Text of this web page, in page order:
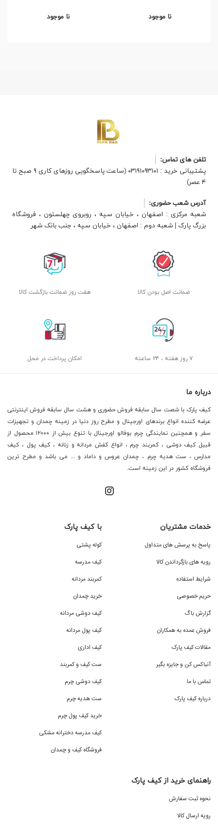
نا موجود نا موجود
تلفن های تماس:
پشتیبانی خرید : ۰۳۱۹۱۰۹۳۱۰۱ (ساعت پاسخگویی روزهای کاری ۹ صبح تا
۴ عصر)
آدرس شعب حضوری:
شعبه مرکزی : اصفهان ، خیابان سپه ، روبروی چهلستون ، فروشگاه
بزرگ پارک | شعبه دوم : اصفهان ، خیابان سپه ، جنب بانک شهر
ضمانت اصل بودن کالا هفت روز ضمانت بازگشت کالا
۷ روز هفته ، ۲۴ ساعته امکان پرداخت در محل
درباره ما
کیف پارک با شصت سال سابقه فروش حضوری و هشت سال سابقه فروش اینترنتی
عرضه کننده انواع برندهای اورجینال و مطرح روز دنیا در زمینه چمدان و تجهیزات
سفر و همچنین نمایندگی چرم بوفالو اورجینال با تنوع بیش از ۱۲۰۰۰ محصول از
قبیل کیف دوشی ، کمربند چرم ، انواع کفش مردانه و زنانه ، کیف پول ، کیف
مدارس ، ست هدیه چرم ، چمدان عروس و داماد و ... می باشد و مطرح ترین
فروشگاه کشور در این زمینه است.
خدمات مشتریان
پاسخ به پرسش های متداول
رویه های بازگرداندن کالا
شرایط استفاده
حریم خصوصی
گزارش باگ
فروش عمده به همکاران
مقالات کیف پارک
آنباکس کن و جایزه بگیر
تماس با ما
درباره کیف پارک
با کیف پارک
کوله پشتی
کیف مدرسه
کمربند مردانه
خرید چمدان
کیف دوشی مردانه
کیف پول مردانه
کیف اداری
ست کیف و کمربند
کیف دوشی چرم
ست هدیه چرم
خرید کیف پول چرم
کیف مدرسه دخترانه مشکی
فروشگاه کیف و چمدان
راهنمای خرید از کیف پارک
نحوه ثبت سفارش
رویه ارسال کالا